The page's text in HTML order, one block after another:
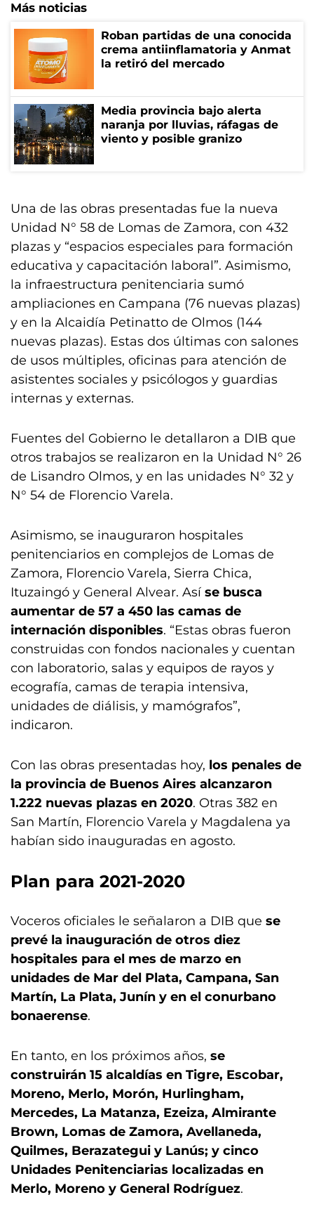
Más noticias
Roban partidas de una conocida
crema antiinflamatoria y Anmat
la retiró del mercado
Media provincia bajo alerta
naranja por lluvias, ráfagas de
viento y posible granizo
Una de las obras presentadas fue la nueva
Unidad N° 58 de Lomas de Zamora, con 432
plazas y “espacios especiales para formación
educativa y capacitación laboral”. Asimismo,
la infraestructura penitenciaria sumó
ampliaciones en Campana (76 nuevas plazas)
y en la Alcaidía Petinatto de Olmos (144
nuevas plazas). Estas dos últimas con salones
de usos múltiples, oficinas para atención de
asistentes sociales y psicólogos y guardias
internas y externas.
Fuentes del Gobierno le detallaron a DIB que
otros trabajos se realizaron en la Unidad N° 26
de Lisandro Olmos, y en las unidades N° 32 y
N° 54 de Florencio Varela.
Asimismo, se inauguraron hospitales
penitenciarios en complejos de Lomas de
Zamora, Florencio Varela, Sierra Chica,
Ituzaingó y General Alvear. Así se busca
aumentar de 57 a 450 las camas de
internación disponibles. “Estas obras fueron
construidas con fondos nacionales y cuentan
con laboratorio, salas y equipos de rayos y
ecografía, camas de terapia intensiva,
unidades de diálisis, y mamógrafos”,
indicaron.
Con las obras presentadas hoy, los penales de
la provincia de Buenos Aires alcanzaron
1.222 nuevas plazas en 2020. Otras 382 en
San Martín, Florencio Varela y Magdalena ya
habían sido inauguradas en agosto.
Plan para 2021-2020
Voceros oficiales le señalaron a DIB que se
prevé la inauguración de otros diez
hospitales para el mes de marzo en
unidades de Mar del Plata, Campana, San
Martín, La Plata, Junín y en el conurbano
bonaerense.
En tanto, en los próximos años, se
construirán 15 alcaldías en Tigre, Escobar,
Moreno, Merlo, Morón, Hurlingham,
Mercedes, La Matanza, Ezeiza, Almirante
Brown, Lomas de Zamora, Avellaneda,
Quilmes, Berazategui y Lanús; y cinco
Unidades Penitenciarias localizadas en
Merlo, Moreno y General Rodríguez.